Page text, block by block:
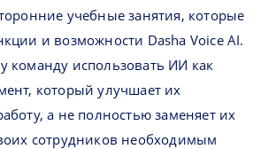
учебные занятия, которые
и возможности Dasha Voice AI.
команду использовать ИИ как
который улучшает их
а не полностью заменяет их
сотрудников необходимым